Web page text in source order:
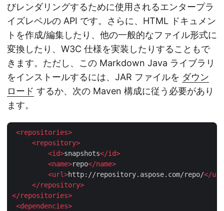
びレンダリングするために使用されるエンタープラ
イズレベルの API です。さらに、HTML ドキュメン
トを作成/編集したり、他の一般的なファイル形式に
変換したり、W3C 仕様を実装したりすることもで
きます。ただし、この Markdown Java ライブラリ
をインストールするには、JAR ファイルを ダウン
ロード するか、次の Maven 構成に従う必要があり
ます。
<repositories>
<repository>
<id>snapshots</id>
<name>repo</name>
<url>http://repository.aspose.com/repo/</url
</repository>
</repositories>
<dependencies>